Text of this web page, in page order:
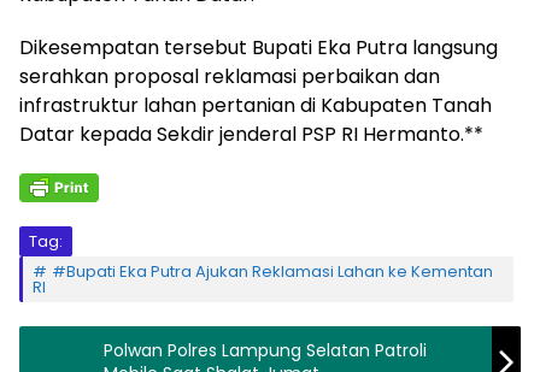
Dikesempatan tersebut Bupati Eka Putra langsung
serahkan proposal reklamasi perbaikan dan
infrastruktur lahan pertanian di Kabupaten Tanah
Datar kepada Sekdir jenderal PSP RI Hermanto.**
Tag:
#Bupati Eka Putra Ajukan Reklamasi Lahan ke Kementan
RI
Polwan Polres Lampung Selatan Patroli